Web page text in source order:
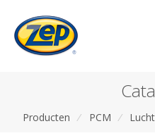
Producten / PCM /